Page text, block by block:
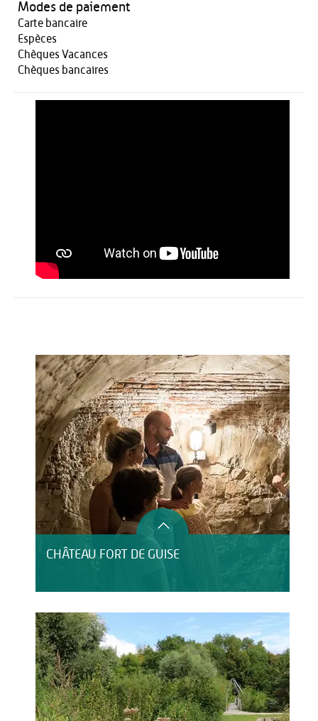
Modes de paiement
Carte bancaire
Espèces
Chèques Vacances
Chèques bancaires
CHÂTEAU FORT DE GUISE